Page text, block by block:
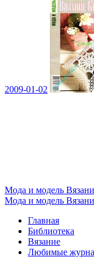
2009-01-02
Мода и модель
Мода и модель
Главная
Библиотека
Вязание
Любимые